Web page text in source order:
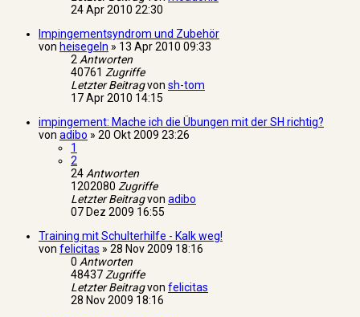
24 Apr 2010 22:30
Impingementsyndrom und Zubehör
von heisegeln » 13 Apr 2010 09:33
2Antworten
40761 Zugriffe
Letzter Beitragvon sh-tom
17 Apr 2010 14:15
impingement: Mache ich die Übungen mit der SH richtig?
von adibo » 20 Okt 2009 23:26
1
2
24Antworten
1202080 Zugriffe
Letzter Beitragvon adibo
07 Dez 2009 16:55
Training mit Schulterhilfe - Kalk weg!
von felicitas » 28 Nov 2009 18:16
0 Antworten
48437Zugriffe
Letzter Beitragvon felicitas
28 Nov 2009 18:16